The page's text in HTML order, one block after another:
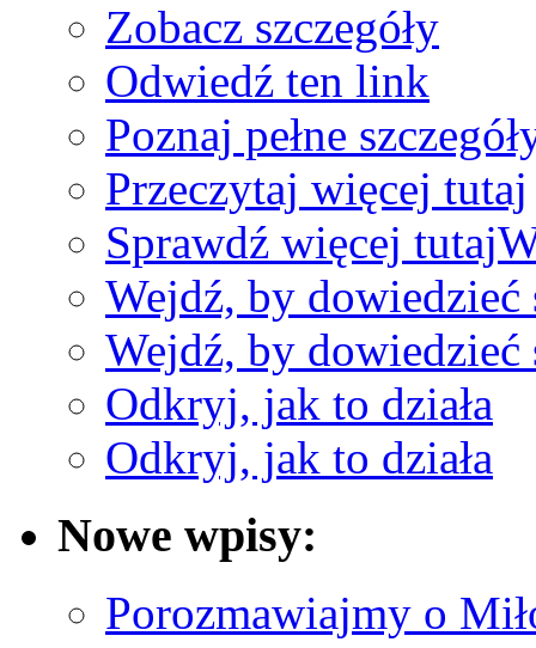
Zobacz szczegóły
Odwiedź ten link
Poznaj pełne
Przeczytaj więcej tutaj
Sprawdź więcej tutaj
Wejdź, by dowiedzieć
Wejdź, by dowiedzieć
Odkryj, jak to działa
Odkryj, jak to działa
Nowe wpisy:
Porozmawiajmy o